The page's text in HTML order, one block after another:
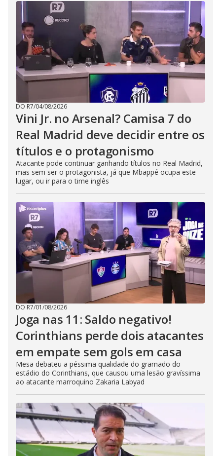
DO R7/04/08/2026
Vini Jr. no Arsenal? Camisa 7 do
Real Madrid deve decidir entre os
títulos e o protagonismo
Atacante pode continuar ganhando títulos no Real Madrid,
mas sem ser o protagonista, já que Mbappé ocupa este
lugar, ou ir para o time inglês
DO R7/01/08/2026
Joga nas 11: Saldo negativo!
Corinthians perde dois atacantes
em empate sem gols em casa
Mesa debateu a péssima qualidade do gramado do
estádio do Corinthians, que causou uma lesão gravíssima
ao atacante marroquino Zakaria Labyad